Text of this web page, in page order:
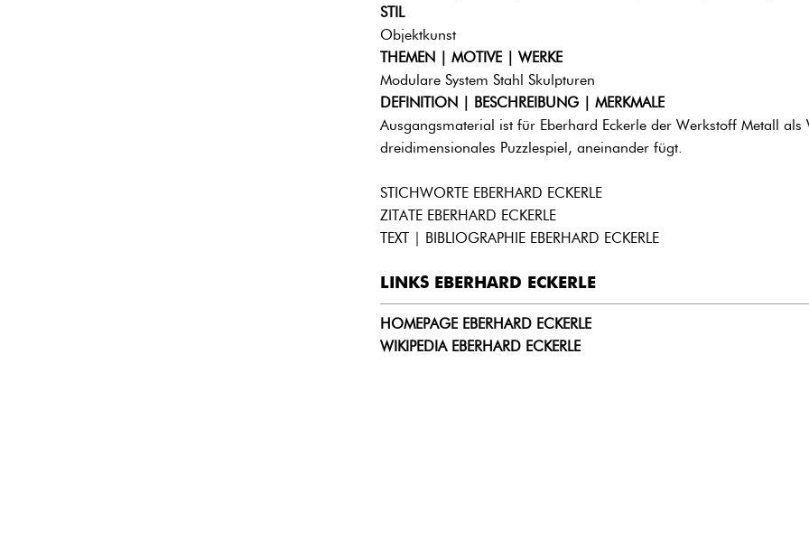
STIL
Objektkunst
THEMEN | MOTIVE | WERKE
Modulare System Stahl Skulpturen
DEFINITION | BESCHREIBUNG | MERKMALE
Ausgangsmaterial ist für Eberhard Eckerle der Werkstoff Metall
dreidimensionales Puzzlespiel, aneinander fügt.
STICHWORTE EBERHARD ECKERLE
ZITATE EBERHARD ECKERLE
TEXT | BIBLIOGRAPHIE EBERHARD ECKERLE
LINKS EBERHARD ECKERLE
HOMEPAGE EBERHARD ECKERLE
WIKIPEDIA EBERHARD ECKERLE